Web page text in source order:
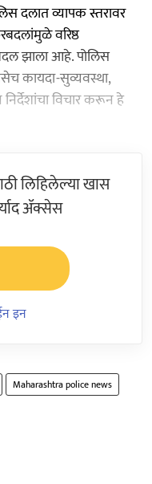
दलात व्यापक स्तरावर
वरिष्ठ
झाला आहे. पोलिस
कायदा-सुव्यवस्था,
विचार करून हे
लिहिलेल्या खास
ॲक्सेस
इन
Maharashtra police news